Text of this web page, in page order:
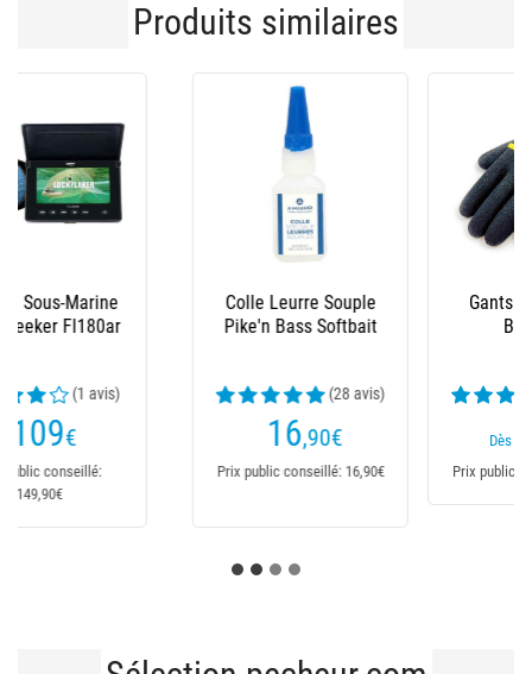
Produits similaires
Gants Fishxplorer
Brocator
(27 avis)
Prix public conseillé: 17,95€
Bac Porte Leurre
Pike'n Bass Pvc
(5 avis)
Prix public conseillé: 9,90€
Sélection pecheur.com